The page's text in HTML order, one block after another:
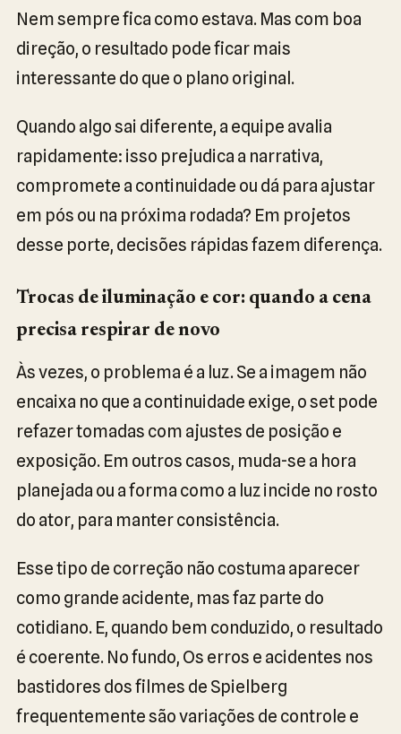
Nem sempre fica como estava. Mas com boa
direção, o resultado pode ficar mais
interessante do que o plano original.
Quando algo sai diferente, a equipe avalia
rapidamente: isso prejudica a narrativa,
compromete a continuidade ou dá para ajustar
em pós ou na próxima rodada? Em projetos
desse porte, decisões rápidas fazem diferença.
Trocas de iluminação e cor: quando a cena
precisa respirar de novo
Às vezes, o problema é a luz. Se a imagem não
encaixa no que a continuidade exige, o set pode
refazer tomadas com ajustes de posição e
exposição. Em outros casos, muda-se a hora
planejada ou a forma como a luz incide no rosto
do ator, para manter consistência.
Esse tipo de correção não costuma aparecer
como grande acidente, mas faz parte do
cotidiano. E, quando bem conduzido, o resultado
é coerente. No fundo, Os erros e acidentes nos
bastidores dos filmes de Spielberg
frequentemente são variações de controle e